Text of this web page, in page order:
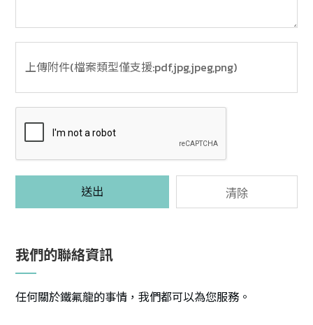
送出 清除
我們的聯絡資訊
任何關於鐵氟龍的事情，我們都可以為您服務。